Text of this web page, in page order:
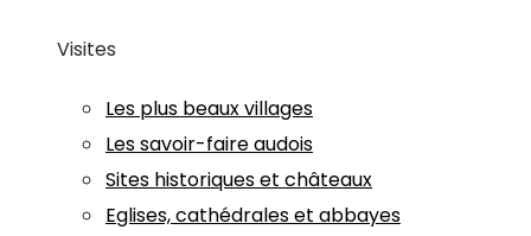
Visites
Les plus beaux villages
Les savoir-faire audois
Sites historiques et châteaux
Eglises, cathédrales et abbayes